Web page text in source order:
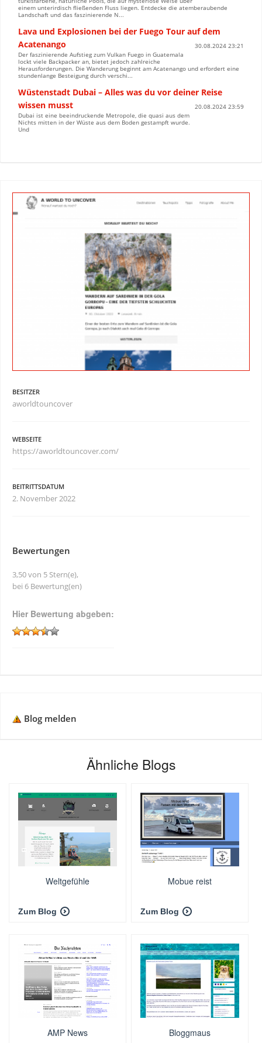
einem unterirdisch fließenden Fluss liegen. Entdecke die atemberaubende
Landschaft und das faszinierende N...
Lava und Explosionen bei der Fuego Tour auf dem
Acatenango
30.08.2024 23:21
Der faszinierende Aufstieg zum Vulkan Fuego in Guatemala
lockt viele Backpacker an, bietet jedoch zahlreiche
Herausforderungen. Die Wanderung beginnt am Acatenango und erfordert eine
stundenlange Besteigung durch verschi...
Wüstenstadt Dubai – Alles was du vor deiner Reise
wissen musst
20.08.2024 23:59
Dubai ist eine beeindruckende Metropole, die quasi aus dem
Nichts mitten in der Wüste aus dem Boden gestampft wurde.
Und
BESITZER
aworldtouncover
WEBSEITE
https://aworldtouncover.com/
BEITRITTSDATUM
2. November 2022
Bewertungen
3,50 von 5 Stern(e),
bei 6 Bewertung(en)
Hier Bewertung abgeben:
Blog melden
Ähnliche Blogs
Weltgefühle
Zum Blog
Mobue reist
Zum Blog
AMP News Bloggmaus